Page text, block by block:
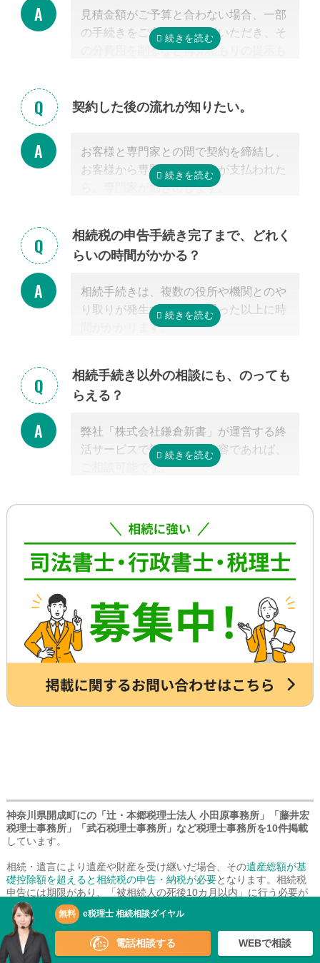
掲載中の弁護士一覧はこちら
見積金額がご予算と合わない場合、一部
の手続きをご自身で行っていただき、そ
の分費用を削るなど再見積もりの提示も
らい場合、弊社専門スタッフがお客様に
契約した後の流れが知りたい。
お客様と専門家との間で契約を締結し、
お客様から専門家に着手金が支払われた
ら、専門家が動き出します。
ル・郵便などを使って進捗状況などの連
絡を取り合う形になります。
ば大丈夫ですので、ご安心ください。
相続税の申告手続き完了まで、どれく
らいの時間がかかる？
相続手続きは、複数の役所や機関とのや
り取りが発生するため、思った以上に時
間がかかります。
り、専門家が効率よく進めたとしても一
般的には全部で約3-4カ月かかると言わ
これに相続税申告が加わると、相談発生
後10カ月以内に申告しなければならない
ため、早めの動き出しが肝心です。
る場合、平日昼間に何度も役所に行くな
どさらに時間がかかるので、専門家に任
せたほうが早く確実に手続きが進み、ス
トレスもなく安心でしょう。
相続手続き以外の相談にも、のっても
らえる？
弊社「株式会社鎌倉新書」が運営する終
活サービスで対応可能な内容であれば、
ご相談可能です。
却支援、のこされた高齢のご家族の見守
り・介護支援、相続した財産の資産運用
のご相談、本位牌や法要・海洋散骨・お
墓など仏事に関するご相談などです。
詳しくは専門スタッフまでお問合せくだ
神奈川県開成町にの「辻・本郷税理士法人 小田原事務所」「藤井宏
税理士事務所」「武石税理士事務所」など税理士事務所を10件掲載
しています。
相続・遺言により遺産や財産を受け継いだ場合、その遺産総額が基
礎控除額を超えると相続税の申告・納税が必要となります。相続税
申告には期限があり、「被相続人の死後10カ月以内」に行う必要が
あるため、 相続財産の評価
「税理士」に相談して手続きを依頼する方が多いです。
税理士であれば誰でも相続税申告を行うことができますが、「相続
は専門外」という税理士も多いため、相談・依頼する際には相続を
無料 e税理士 相続相談ダイヤル
電話相談する WEBで相談